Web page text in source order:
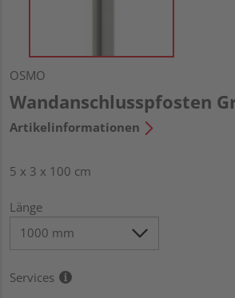
OSMO
Wandanschlusspfosten
Artikelinformationen
5 x 3 x 100 cm
Länge
Services